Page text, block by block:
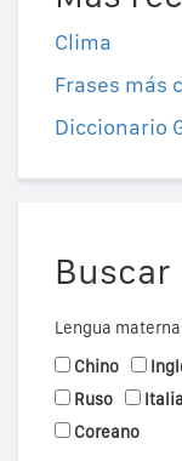
Clima
Frases más
Diccionario
Buscar
Lengua materna
Chino
Ruso
Coreano